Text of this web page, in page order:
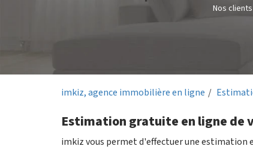
Nos
imkiz, agence immobilière en ligne
Estimation gratuite en ligne de
imkiz vous permet d'effectuer une estimation